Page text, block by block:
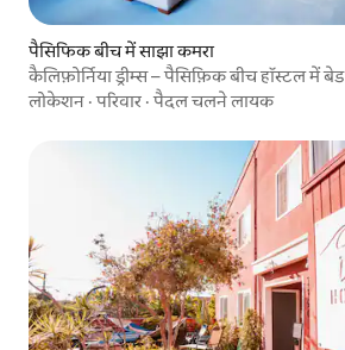
पैसिफिक बीच में साझा कमरा
कैलिफ़ोर्निया ड्रीम्स – पैसिफ़िक बीच हॉस्टल में बेड
लोकेशन ·परिवार ·पैदल चलने लायक